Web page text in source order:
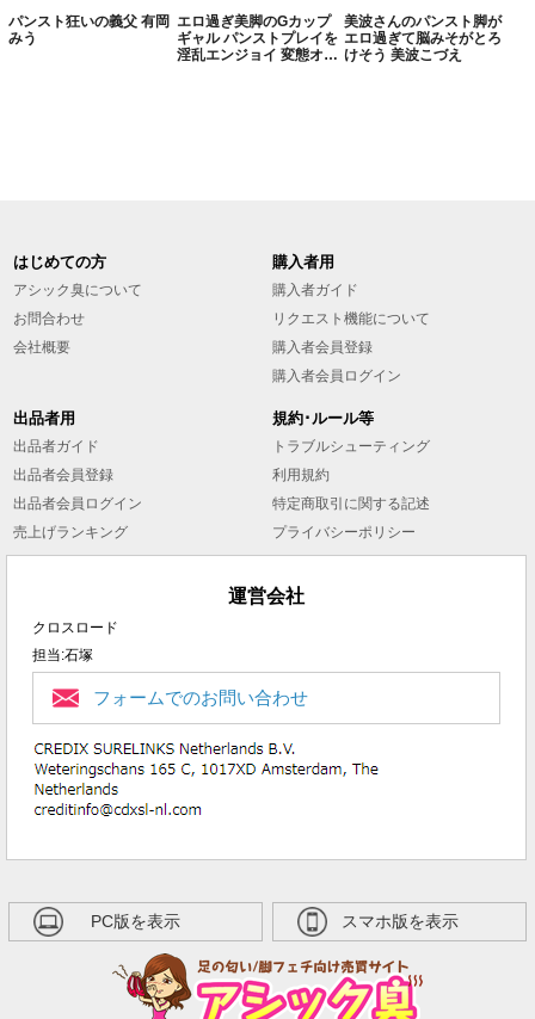
AIKA
パンスト狂いの義父 有岡
みう
エロ過ぎ美脚のGカップ
ギャル パンストプレイを
淫乱エンジョイ 変態オヤ
美波さんのパンスト脚が
エロ過ぎて脳みそがとろ
けそう 美波こづえ
はじめての方
アシック臭について
お問合わせ
会社概要
購入者用
購入者ガイド
リクエスト機能について
購入者会員登録
購入者会員ログイン
出品者用
出品者ガイド
出品者会員登録
出品者会員ログイン
売上げランキング
規約･ルール等
トラブルシューティング
利用規約
特定商取引に関する記述
プライバシーポリシー
運営会社
クロスロード
担当:石塚
フォームでのお問い合わせ
PC版を表示 スマホ版を表示